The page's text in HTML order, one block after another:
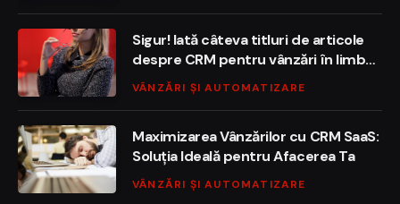
Sigur! Iată câteva titluri de articole
despre CRM pentru vânzări în limba
română:
VÂNZĂRI ȘI AUTOMATIZARE
Maximizarea Vânzărilor cu CRM SaaS:
Soluția Ideală pentru Afacerea Ta
VÂNZĂRI ȘI AUTOMATIZARE